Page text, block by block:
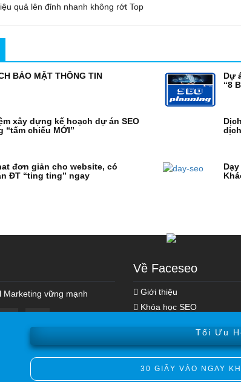
quả lên đỉnh nhanh không rớt Top
BẢO MẬT THÔNG TIN
Dự
“8
xây dựng kế hoạch dự án SEO
“tấm chiếu MỚI”
đơn giản cho website, có
ĐT “ting ting” ngay
Marketing vững mạnh
Về Faceseo
Giới thiệu
Khóa học SEO
Kiến thức Digital
Khóa Học
30 GIÂY VÀO NGAY